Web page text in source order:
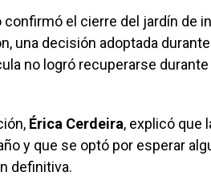
confirmó el cierre del jardín de
una decisión adoptada
no logró recuperarse
Érica Cerdeira, explicó que
y que se optó por esperar
definitiva.